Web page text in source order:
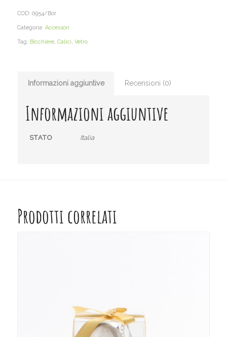
COD: 0954/Bor
Categoria: Accessori
Tag: Bicchiere, Calici, Vetro
Informazioni aggiuntive Recensioni (0)
Informazioni aggiuntive
STATO Italia
Prodotti correlati